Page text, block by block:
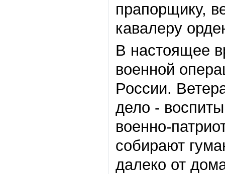
прапорщику,
кавалеру
В настоящее
военной
России.
дело -
военно-
собирают
далеко от